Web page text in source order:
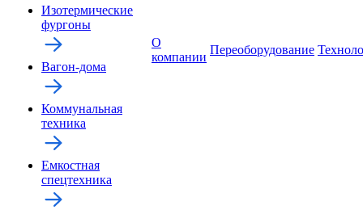
Изотермические
фургоны
Вагон-дома
Коммунальная
техника
Емкостная
спецтехника
О
компании
Переоборудование